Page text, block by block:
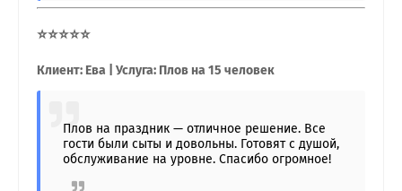
⭐⭐⭐⭐⭐
Клиент: Ева | Услуга: Плов на 15 человек
Плов на праздник — отличное решение. Все
гости были сыты и довольны. Готовят с душой,
обслуживание на уровне. Спасибо огромное!